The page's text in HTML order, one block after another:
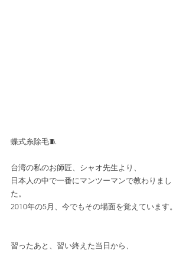
蝶式糸除毛🧵﻿
台湾の私のお師匠、シャオ先生より、
日本人の中で一番にマンツーマンで教わりまし
た。
2010年の5月、今でもその場面を覚えています。
習ったあと、習い終えた当日から、